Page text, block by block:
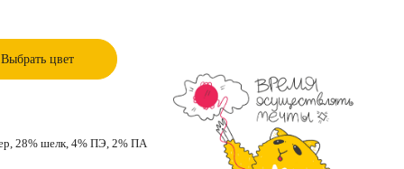
Выбрать цвет
28% шелк, 4% ПЭ, 2% ПА